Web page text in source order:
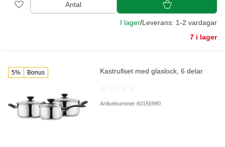
Antal
I lager/Leverans: 1-2 vardagar
7 i lager
5% Bonus Kastrullset med glaslock, 6 delar
Artikelnummer 60156990